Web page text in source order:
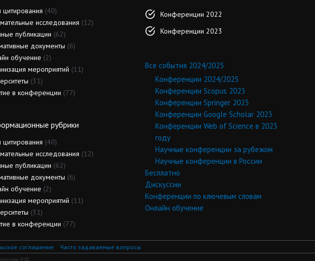
цитирования (40)
исследования (12)
публикации (62)
документы (6)
обучение (2)
мероприятий (11)
(31)
в конференции (77)
рубрики
цитирования (40)
исследования (12)
публикации (62)
документы (6)
обучение (2)
мероприятий (11)
(31)
в конференции (77)
Конференции 2022
Конференции 2023
Все события 2024/2025
Конференции 2024/2025
Конференции Scopus 2023
Конференции Springer 2023
Конференции Google Scholar 2023
Конференции Web of Science в 2023
году
Научные конференции за рубежом
Научные конференции в России
Бесплатно
Дискуссии
Конференции по ключевым словам
Онлайн обучение
соглашение
Часто задаваемые вопросы